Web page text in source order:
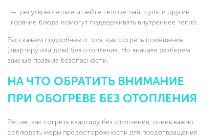
регулярно ешьте и пейте теплое: чай, супы и другие
горячие блюда помогут поддерживать внутреннее тепло.
Расскажем подробнее о том, как согреть помещение
(квартиру или дом) без отопления. Но вначале разберем
важные правила безопасности.
НА ЧТО ОБРАТИТЬ ВНИМАНИЕ
ПРИ ОБОГРЕВЕ БЕЗ ОТОПЛЕНИЯ
Решая, как согреть квартиру без отопления, очень важно
соблюдать меры предосторожности для предотвращения